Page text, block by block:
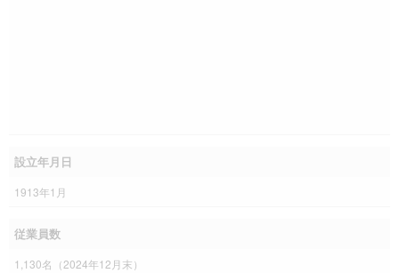
設立年月日
1913年1月
従業員数
1,130名（2024年12月末）